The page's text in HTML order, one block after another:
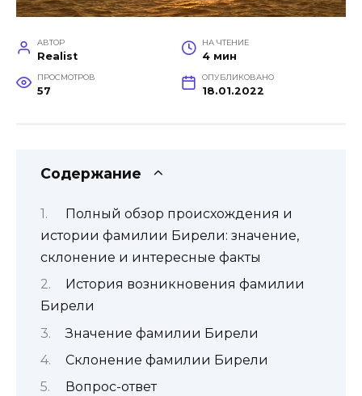
АВТОР
Realist
НА ЧТЕНИЕ
4 мин
ПРОСМОТРОВ
57
ОПУБЛИКОВАНО
18.01.2022
Содержание
Полный обзор происхождения и
истории фамилии Бирели: значение,
склонение и интересные факты
История возникновения фамилии
Бирели
Значение фамилии Бирели
Склонение фамилии Бирели
Вопрос-ответ